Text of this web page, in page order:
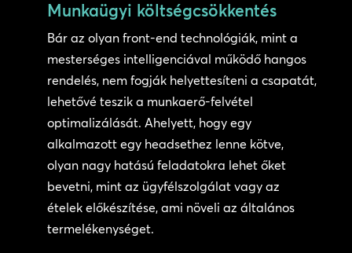
Munkaügyi költségcsökkentés
Bár az olyan front-end technológiák, mint a
mesterséges intelligenciával működő hangos
rendelés, nem fogják helyettesíteni a csapatát,
lehetővé teszik a munkaerő-felvétel
optimalizálását. Ahelyett, hogy egy
alkalmazott egy headsethez lenne kötve,
olyan nagy hatású feladatokra lehet őket
bevetni, mint az ügyfélszolgálat vagy az
ételek előkészítése, ami növeli az általános
termelékenységet.